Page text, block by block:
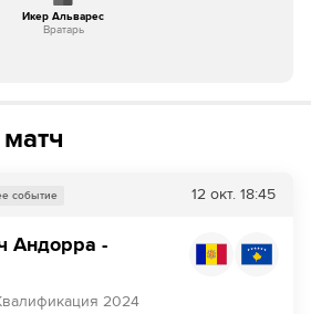
Икер Альварес
Вратарь
событие 12 окт. 18:45
Андорра -
2024